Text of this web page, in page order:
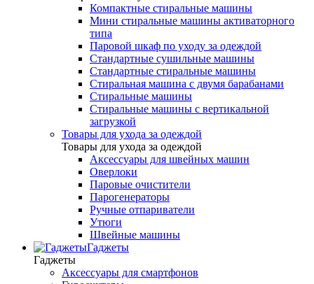
Компактные стиральные машины
Мини стиральные машины активаторного
типа
Паровой шкаф по уходу за одеждой
Стандартные сушильные машины
Стандартные стиральные машины
Стиральная машина с двумя барабанами
Стиральные машины
Стиральные машины с вертикальной
загрузкой
Товары для ухода за одеждой
Товары для ухода за одеждой
Аксессуары для швейных машин
Оверлоки
Паровые очистители
Парогенераторы
Ручные отпариватели
Утюги
Швейные машины
Гаджеты
Гаджеты
Аксессуары для смартфонов